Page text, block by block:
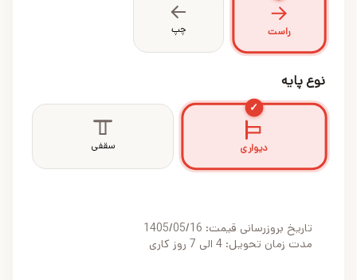
راست چپ
نوع پایه
✓
دیواری سقفی
تاریخ بروزرسانی قیمت: 1405/05/16
مدت زمان تحویل: 4 الی 7 روز کاری